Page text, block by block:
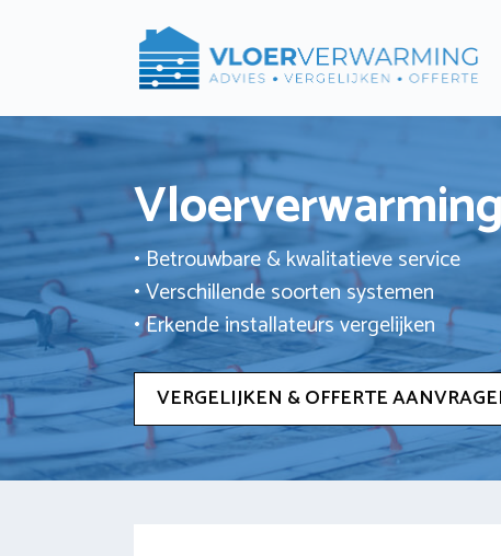
• Betrouwbare & kwalitatieve service
• Verschillende soorten systemen
• Erkende installateurs vergelijken
VERGELIJKEN & OFFERTE